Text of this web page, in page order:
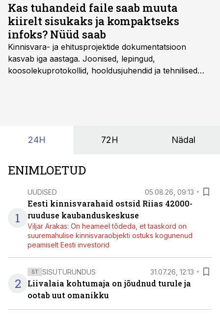
Kas tuhandeid faile saab muuta
kiirelt sisukaks ja kompaktseks
infoks? Nüüd saab
Kinnisvara- ja ehitusprojektide dokumentatsioon
kasvab iga aastaga. Joonised, lepingud,
koosolekuprotokollid, hooldusjuhendid ja tehnilised
24H 72H Nädal
ENIMLOETUD
1
UUDISED 05.08.26, 09:13
Eesti kinnisvarahaid ostsid Riias 42000-
ruuduse kaubanduskeskuse
Viljar Arakas: On heameel tõdeda, et taaskord on
suuremahulise kinnisvaraobjekti ostuks kogunenud
peamiselt Eesti investorid
2
ST SISUTURUNDUS 31.07.26, 12:13
Liivalaia kohtumaja on jõudnud turule ja
ootab uut omanikku